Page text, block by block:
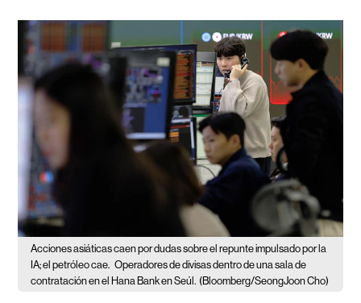
Acciones asiáticas caen por dudas sobre el repunte impulsado por la
IA; el petróleo cae. Operadores de divisas dentro de una sala de
contratación en el Hana Bank en Seúl. (Bloomberg/SeongJoon Cho)